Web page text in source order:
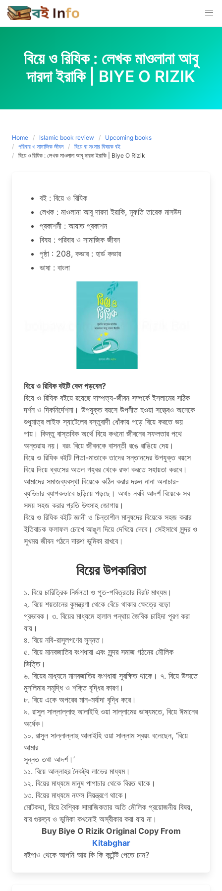
Skip
to
content
বিয়ে ও রিযিক : লেখক মাওলানা আবু
দারদা ইরাকি | BIYE O RIZIK
Home Islamic book review
Upcoming books
পরিবার ও সামাজিক জীবন
বিয়ে বা সংসার বিষয়ক বই
বিয়ে ও রিযিক : লেখক মাওলানা আবু দারদা ইরাকি | Biye O Rizik
বই : বিয়ে ও রিযিক
লেখক : মাওলানা আবু দারদা ইরাকি, মুফতি তারেক মাসউদ
প্রকাশনী : আয়াত প্রকাশন
বিষয় : পরিবার ও সামাজিক জীবন
পৃষ্ঠা : 208, কভার : হার্ড কভার
ভাষা : বাংলা
বিয়ে ও রিযিক বইটি কেন পড়বেন?
বিয়ে ও রিযিক বইয়ে রয়েছে দাম্পত্য-জীবন সম্পর্কে ইসলামের সঠিক
দর্শন ও দিকনির্দেশনা। উপযুক্ত বয়সে উপনীত হওয়া সত্ত্বেও অনেকে
শুধুমাত্র লাইফ স্যাটেলের বস্তুবাদী ধোঁকায় পড়ে বিয়ে করতে ভয়
পায়। কিন্তু বাস্তবিক অর্থে বিয়ে কখনো জীবনের সফলতার পথে
অন্তরায় নয়। বরং বিয়ে জীবনকে বাসন্তী রঙে রাঙিয়ে দেয়।
বিয়ে ও রিযিক বইটি পিতা-মাতাকে তাদের সন্তানদের উপযুক্ত বয়সে
বিয়ে দিয়ে ধ্বংসের অতল গহ্বর থেকে রক্ষা করতে সহায়তা করবে।
আমাদের সমাজব্যবস্থা বিয়েকে কঠিন করার দরুন নানা অনাচার-
ব্যভিচার ব্যাপকভাবে ছড়িয়ে পড়ছে। অথচ নববি আদর্শ বিয়েকে সব
সময় সহজ করার প্রতি উৎসাহ জোগায়।
বিয়ে ও রিযিক বইটি জ্ঞানী ও চিন্তাশীল মানুষদের বিয়েকে সহজ করার
ইতিবাচক ফলাফল চোখে আঙুল দিয়ে দেখিয়ে দেবে। সেইসাথে সুন্দর ও
সুখময় জীবন গঠনে দারুণ ভূমিকা রাখবে।
বিয়ের উপকারিতা
১. বিয়ে চারিত্রিক নির্মলতা ও পূত-পবিত্রতার বিরাট মাধ্যম।
২. বিয়ে শয়তানের কুমন্ত্রণা থেকে বেঁচে থাকার ক্ষেত্রে বড়ো
প্রভাবক। ৩. বিয়ের মাধ্যমে হালাল পন্থায় জৈবিক চাহিদা পূরণ করা
যায়।
৪. বিয়ে নবি-রাসুলগণের সুন্নত।
৫. বিয়ে মানবজাতির বংশধারা এবং সুন্দর সমাজ গঠনের মৌলিক
ভিত্তি।
৬. বিয়ের মাধ্যমে মানবজাতির বংশধারা সুরক্ষিত থাকে। ৭. বিয়ে উম্মতে
মুসলিমার সমৃদ্ধি ও শক্তি বৃদ্ধির কারণ।
৮. বিয়ে একে অপরের মান-মর্যাদা বৃদ্ধি করে।
৯. রাসুল সাল্লাল্লাহু আলাইহি ওয়া সাল্লামের ভাষ্যমতে, বিয়ে ঈমানের
অর্ধেক।
১০. রাসুল সাল্লাল্লাহু আলাইহি ওয়া সাল্লাম স্বয়ং বলেছেন, ‘বিয়ে
আমার
সুন্নত তথা আদর্শ।’
১১. বিয়ে আল্লাহর নৈকট্য লাভের মাধ্যম।
১২. বিয়ের মাধ্যমে মানুষ পাপাচার থেকে বিরত থাকে।
১৩. বিয়ের মাধ্যমে নফস নিয়ন্ত্রণে থাকে।
মোটকথা, বিয়ে বৈশ্বিক সামাজিকতার অতি মৌলিক প্রয়োজনীয় বিষয়,
যার গুরুত্ব ও ভূমিকা কখনোই অস্বীকার করা যায় না।
Buy Biye O Rizik Original Copy From
Kitabghar
বইপাও থেকে আপনি আর কি কি কন্টেন্ট পেতে চান?